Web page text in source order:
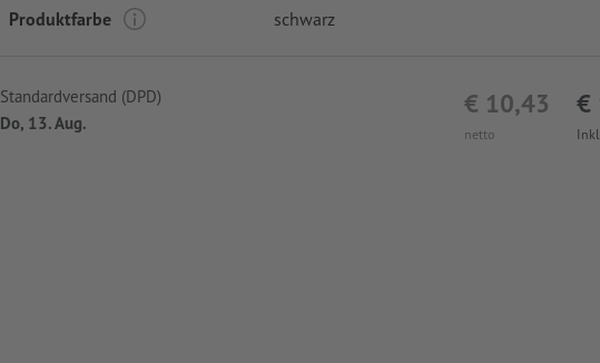
Produktfarbe schwarz
netto
€ 10,43 €
Standardversand (DPD)
Do, 13. Aug.